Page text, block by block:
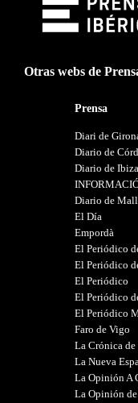
Otras webs de
Prensa
Diari de
Diario de
Diario de Ibiza
Diario de
El Día
Empordà
El Periódico
El Periódico
El Periódico
El Periódico
El Periódico
Faro de Vigo
La Crónica
La Nueva
La Opinión A
La Opinión